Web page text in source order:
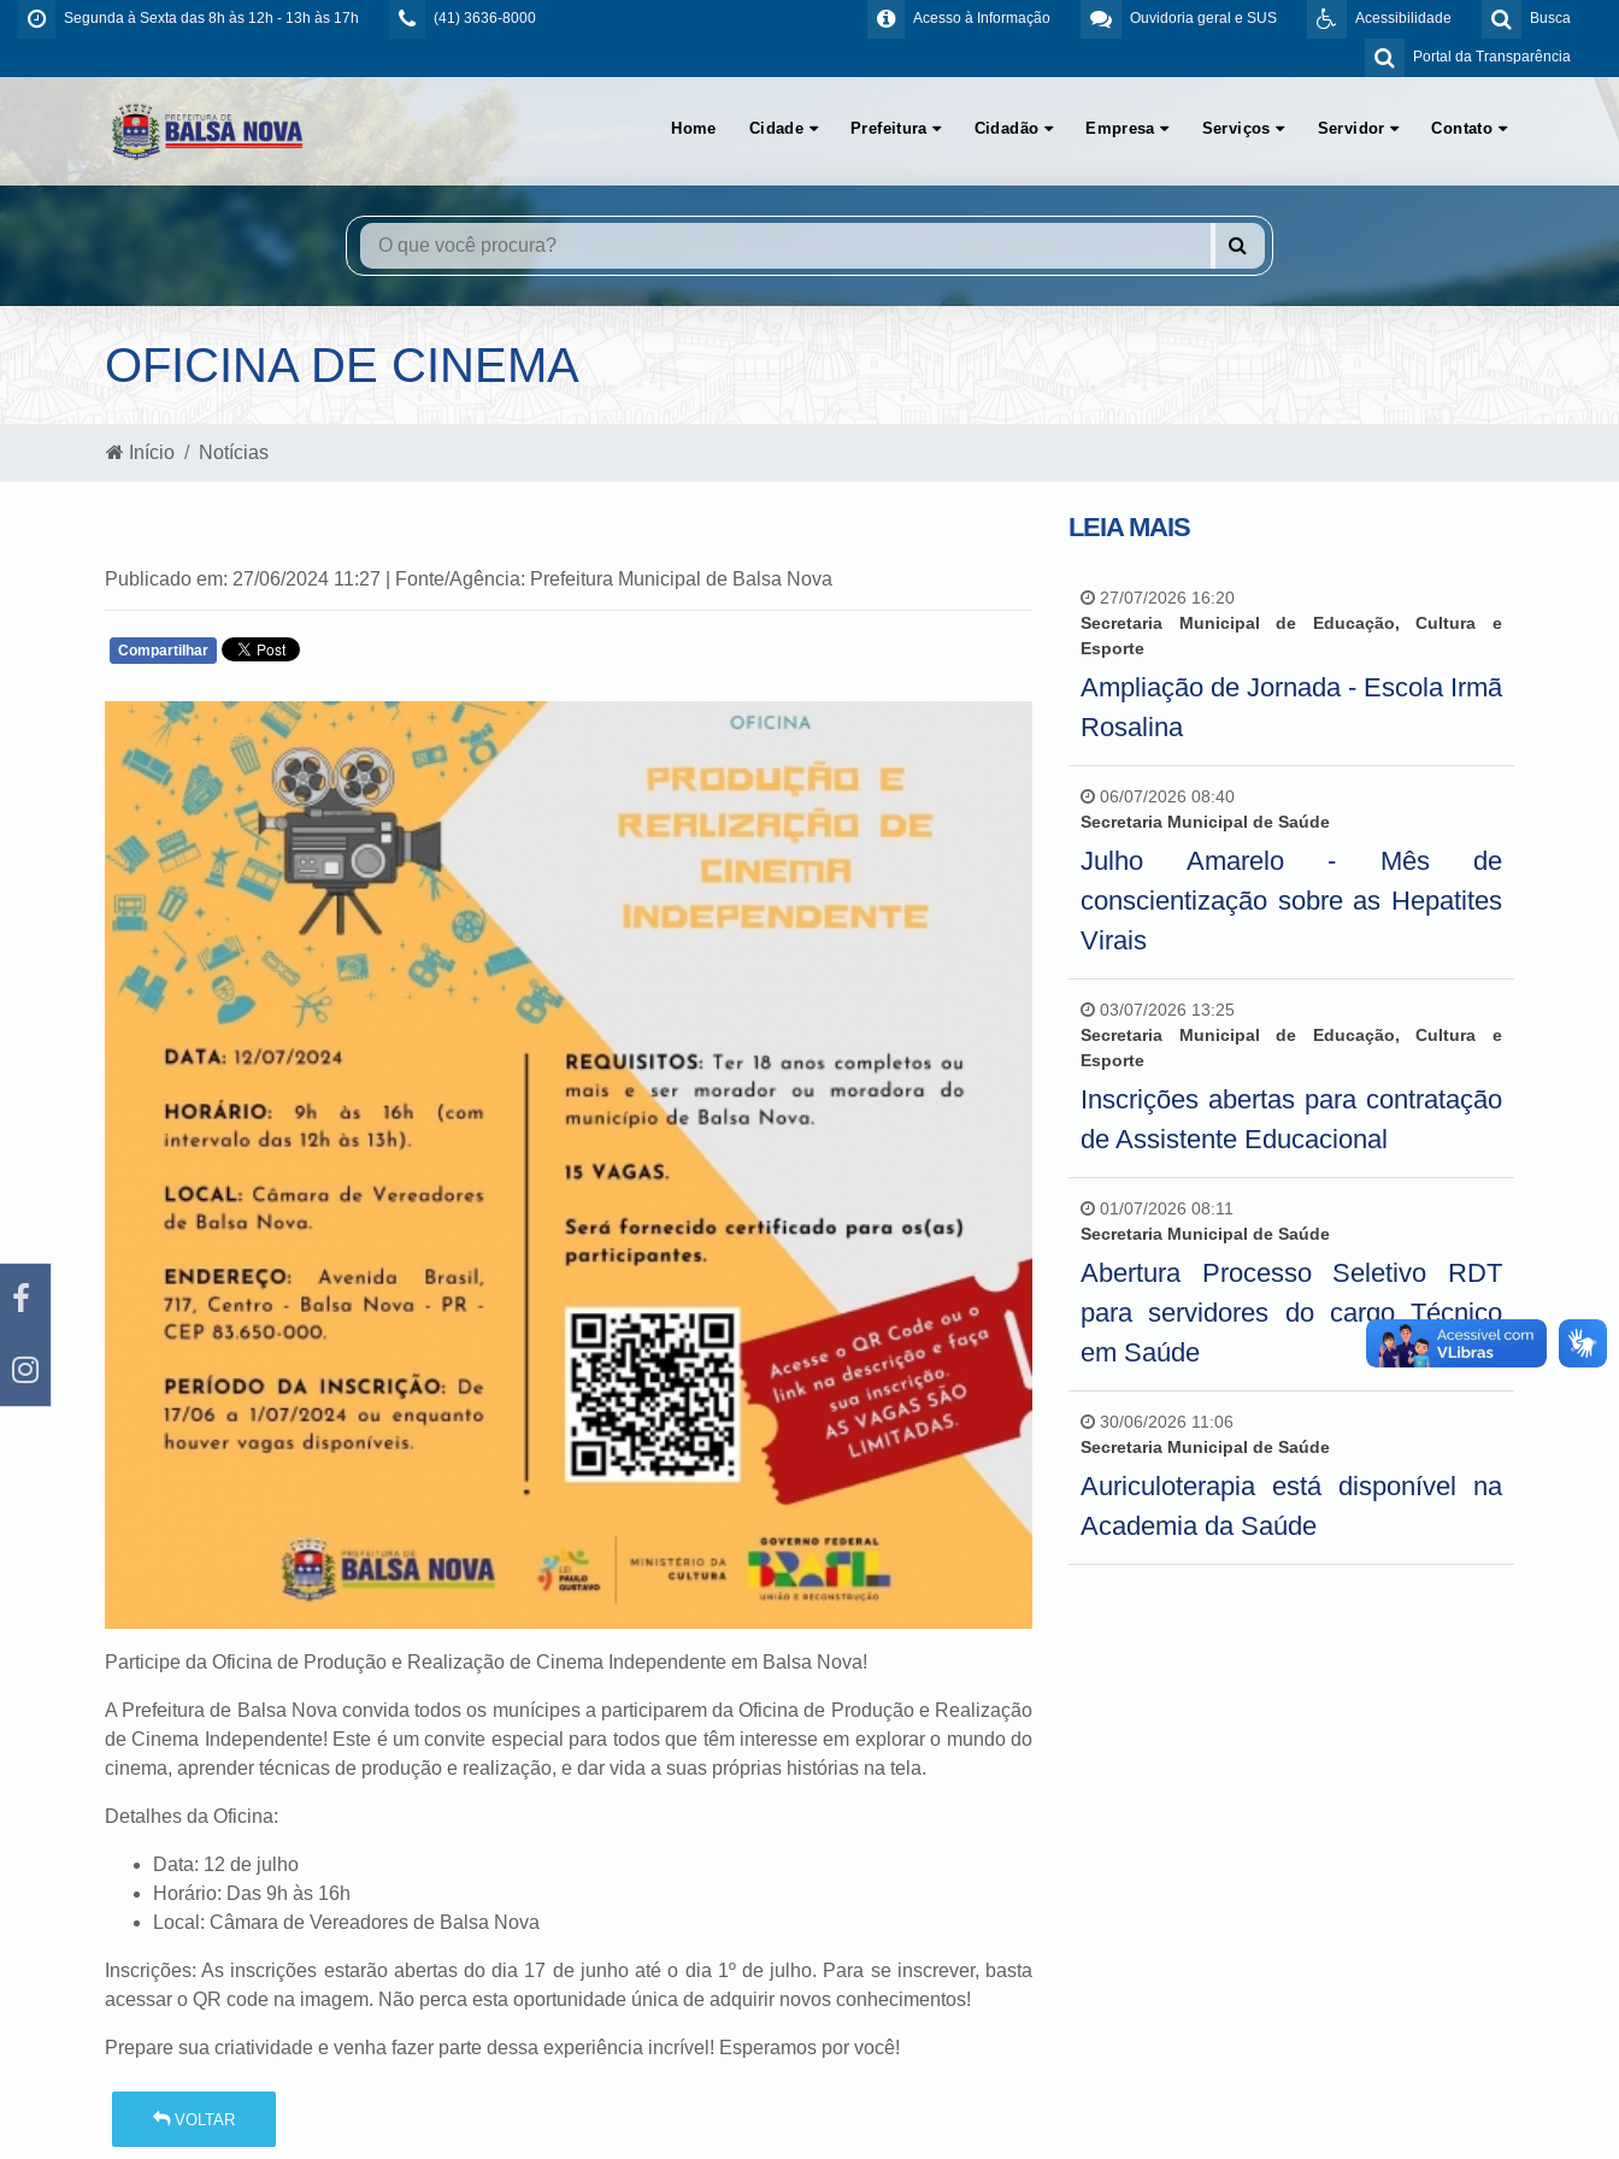
Segunda à Sexta das 8h às 12h - 13h às 17h (41) 3636-8000 Busca
Acessibilidade
Ouvidoria geral e SUS
Acesso à Informação
Portal da Transparência
Home Cidade Prefeitura Cidadão Empresa Serviços Servidor Contato
OFICINA DE CINEMA
Início Notícias
Publicado em: 27/06/2024 11:27 | Fonte/Agência: Prefeitura Municipal de Balsa Nova
Compartilhar
Participe da Oficina de Produção e Realização de Cinema Independente em Balsa Nova!
A Prefeitura de Balsa Nova convida todos os munícipes a participarem da Oficina de Produção e Realização
de Cinema Independente! Este é um convite especial para todos que têm interesse em explorar o mundo do
cinema, aprender técnicas de produção e realização, e dar vida a suas próprias histórias na tela.
Detalhes da Oficina:
Data: 12 de julho
Horário: Das 9h às 16h
Local: Câmara de Vereadores de Balsa Nova
Inscrições: As inscrições estarão abertas do dia 17 de junho até o dia 1º de julho. Para se inscrever, basta
acessar o QR code na imagem. Não perca esta oportunidade única de adquirir novos conhecimentos!
Prepare sua criatividade e venha fazer parte dessa experiência incrível! Esperamos por você!
VOLTAR
LEIA MAIS
27/07/2026 16:20
Secretaria Municipal de Educação, Cultura e
Esporte
Ampliação de Jornada - Escola Irmã
Rosalina
06/07/2026 08:40
Secretaria Municipal de Saúde
Julho Amarelo - Mês de
conscientização sobre as Hepatites
Virais
03/07/2026 13:25
Secretaria Municipal de Educação, Cultura e
Esporte
Inscrições abertas para contratação
de Assistente Educacional
01/07/2026 08:11
Secretaria Municipal de Saúde
Abertura Processo Seletivo RDT
para servidores do cargo Técnico
em Saúde
30/06/2026 11:06
Secretaria Municipal de Saúde
Auriculoterapia está disponível na
Academia da Saúde